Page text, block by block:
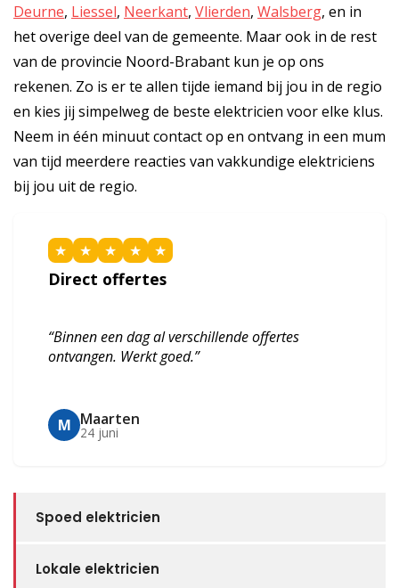
Deurne, Liessel, Neerkant, Vlierden, Walsberg, en in
het overige deel van de gemeente. Maar ook in de rest
van de provincie Noord-Brabant kun je op ons
rekenen. Zo is er te allen tijde iemand bij jou in de regio
en kies jij simpelweg de beste elektricien voor elke klus.
Neem in één minuut contact op en ontvang in een mum
van tijd meerdere reacties van vakkundige elektriciens
bij jou uit de regio.
★ ★ ★ ★ ★
Direct offertes
“Binnen een dag al verschillende offertes
ontvangen. Werkt goed.”
M Maarten
24 juni
Spoed elektricien
Lokale elektricien